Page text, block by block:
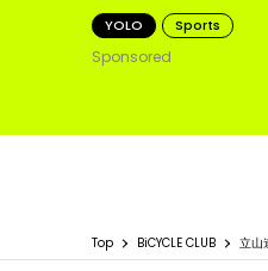
YOLO Sports
Sponsored
Top BiCYCLE CLUB 立山